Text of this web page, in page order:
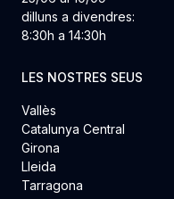
dilluns a divendres:
8:30h a 14:30h
LES NOSTRES SEUS
Vallès
Catalunya Central
Girona
Lleida
Tarragona